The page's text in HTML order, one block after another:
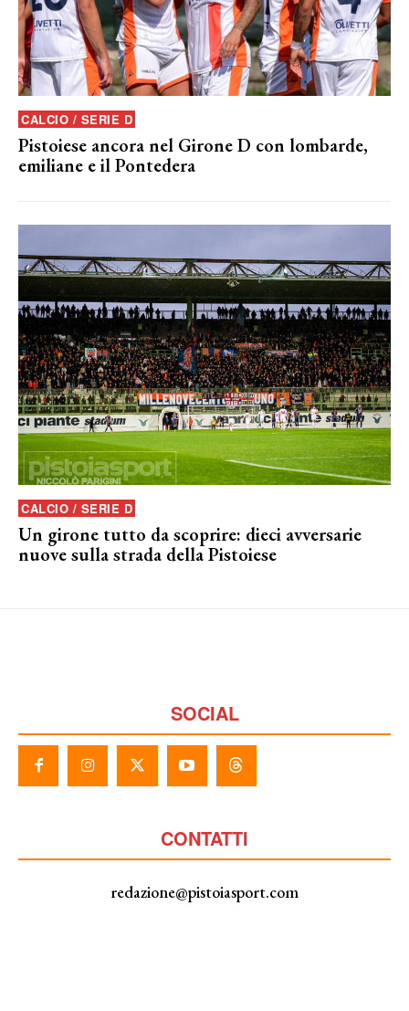
CALCIO / SERIE D
Pistoiese ancora nel Girone D con lombarde,
emiliane e il Pontedera
CALCIO / SERIE D
Un girone tutto da scoprire: dieci avversarie
nuove sulla strada della Pistoiese
SOCIAL
CONTATTI
redazione@pistoiasport.com